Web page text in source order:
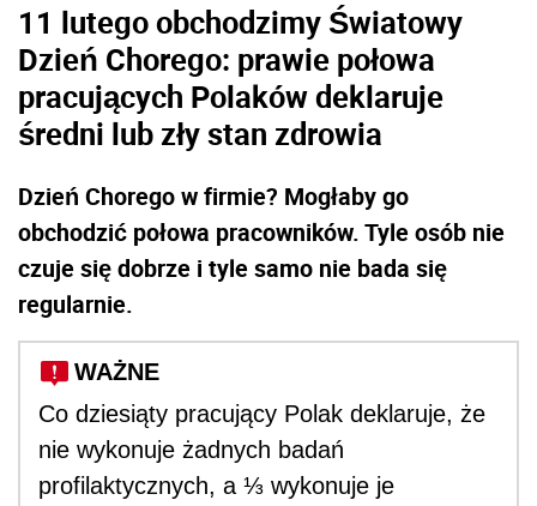
11 lutego obchodzimy Światowy
Dzień Chorego: prawie połowa
pracujących Polaków deklaruje
średni lub zły stan zdrowia
Dzień Chorego w firmie? Mogłaby go
obchodzić połowa pracowników. Tyle osób nie
czuje się dobrze i tyle samo nie bada się
regularnie.
WAŻNE
Co dziesiąty pracujący Polak deklaruje, że
nie wykonuje żadnych badań
profilaktycznych, a ⅓ wykonuje je